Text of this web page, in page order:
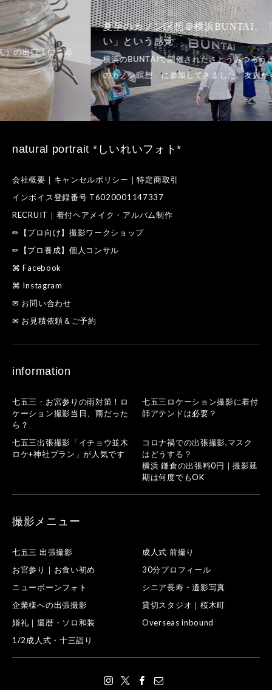
夏至のカノン瞑想＠横浜BUNTAI。「どっちでもい
い」という感覚
natural portrait *しいれいフォト*
会社概要｜キャンセルポリシー｜特定商取引
インボイス登録番号 T6020001147337
RECRUIT｜着付ヘアメイク・アルバム制作
✏【プロ向け】撮影ワークショップ
✏【プロ養成】個人コンサル
⌘ Facebook
⌘ Instagram
✉ お問い合わせ
✉ お見積依頼＆ご予約
information
七五三・お宮参りの雨対策！ロ
ケーション撮影当日、雨だった
ら？
七五三ロケーション撮影に着付
師アテンドは必要？
七五三出張撮影「イチョウ並木
ロケ+神社プラン」が人気です
コロナ禍での出張撮影,マスク
はどうする？
横浜 鎌倉の出張料0円｜撮影延
期は何度でもOK
撮影メニュー
七五三 出張撮影
成人式 前撮り
お宮参り｜お食い初め
30分プロフィール
ニューボーンフォト
シニア長寿・遺影写真
企業様への出張撮影
貸切スタジオ｜桜木町
婚礼｜還暦・ソロ和装
Overseas inbound
1/2成人式・十三詣り